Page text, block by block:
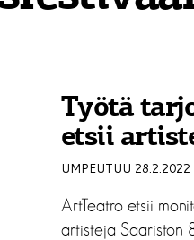
Työtä
etsii
UMPEUTUU 28.2.2022
ArtTeatro etsii
artisteja Saariston